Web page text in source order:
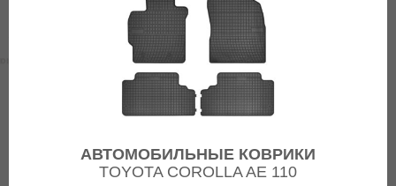
АВТОМОБИЛЬНЫЕ КОВРИКИ
TOYOTA COROLLA AE 110